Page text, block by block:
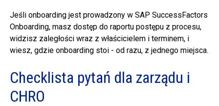
Jeśli onboarding jest prowadzony w SAP SuccessFactors
Onboarding, masz dostęp do raportu postępu z procesu,
widzisz zaległości wraz z właścicielem i terminem, i
wiesz, gdzie onboarding stoi - od razu, z jednego miejsca.
Checklista pytań dla zarządu i
CHRO